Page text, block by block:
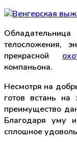
телосложения,
прекрасной
компаньона.
Несмотря на
готов встань
преимущество
Благодаря уму
сплошное